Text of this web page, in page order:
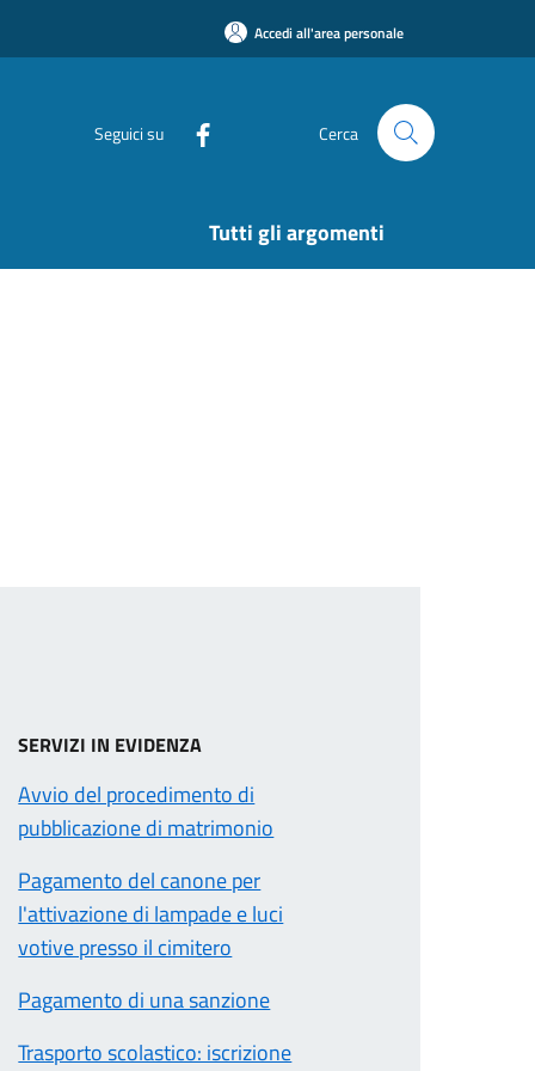
Accedi all'area personale
Seguici su Cerca
Tutti gli argomenti
SERVIZI IN EVIDENZA
Avvio del procedimento di
pubblicazione di matrimonio
Pagamento del canone per
l'attivazione di lampade e luci
votive presso il cimitero
Pagamento di una sanzione
Trasporto scolastico: iscrizione